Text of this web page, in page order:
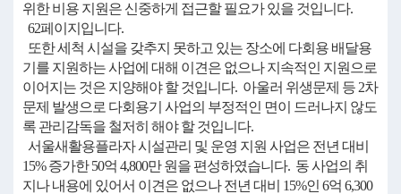
위한 비용 지원은 신중하게 접근할 필요가 있을 것입니다.
62페이지입니다.
또한 세척 시설을 갖추지 못하고 있는 장소에 다회용 배달용
기를 지원하는 사업에 대해 이견은 없으나 지속적인 지원으로
이어지는 것은 지양해야 할 것입니다. 아울러 위생문제 등 2차
문제 발생으로 다회용기 사업의 부정적인 면이 드러나지 않도
록 관리감독을 철저히 해야 할 것입니다.
서울새활용플라자 시설관리 및 운영 지원 사업은 전년 대비
15% 증가한 50억 4,800만 원을 편성하였습니다. 동 사업의 취
지나 내용에 있어서 이견은 없으나 전년 대비 15%인 6억 6,300